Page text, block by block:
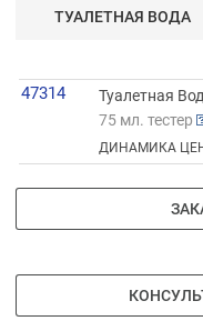
ТУАЛЕТНАЯ ВОДА
47314
Туалетная
75 мл. тестер
ДИНАМИКА